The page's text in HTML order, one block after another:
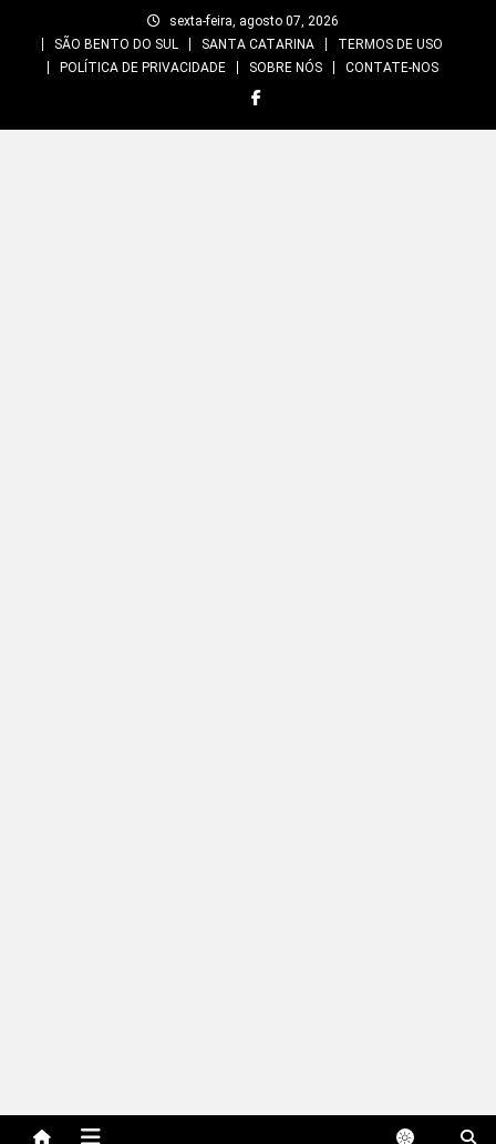
sexta-feira, agosto 07, 2026
SÃO BENTO DO SUL
SANTA CATARINA
TERMOS DE USO
POLÍTICA DE PRIVACIDADE
SOBRE NÓS CONTATE-NOS